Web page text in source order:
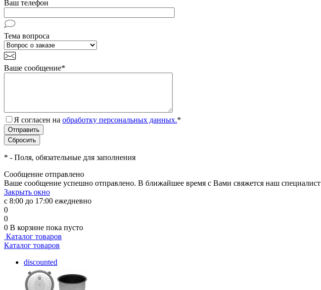
Ваш телефон
Тема вопроса
Ваше сообщение*
Я согласен на обработку персональных данных.*
* - Поля, обязательные для заполнения
Сообщение отправлено
Ваше сообщение успешно отправлено. В ближайшее время с Вами свяжется наш специалист
Закрыть окно
с 8:00 до 17:00 ежедневно
0
0
0 В корзине пока пусто
Каталог товаров
Каталог товаров
discounted